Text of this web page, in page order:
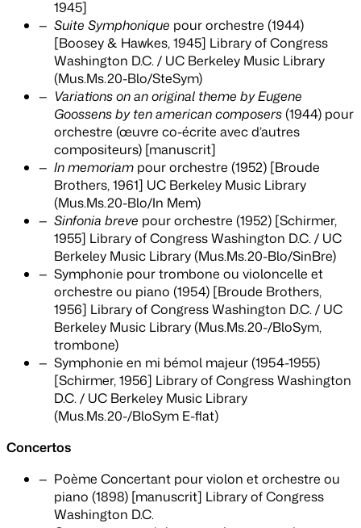
1945]
Suite Symphonique pour orchestre (1944)
[Boosey & Hawkes, 1945] Library of Congress
Washington D.C. / UC Berkeley Music Library
(Mus.Ms.20-Blo/SteSym)
Variations on an original theme by Eugene
Goossens by ten american composers(1944) pour
orchestre (œuvre co-écrite avec d’autres
compositeurs) [manuscrit]
In memoriam pour orchestre (1952) [Broude
Brothers, 1961] UC Berkeley Music Library
(Mus.Ms.20-Blo/In Mem)
Sinfonia breve pour orchestre (1952) [Schirmer,
1955] Library of Congress Washington D.C. / UC
Berkeley Music Library (Mus.Ms.20-Blo/SinBre)
Symphonie pour trombone ou violoncelle et
orchestre ou piano (1954) [Broude Brothers,
1956] Library of Congress Washington D.C. / UC
Berkeley Music Library (Mus.Ms.20-/BloSym,
trombone)
Symphonie en mi bémol majeur (1954-1955)
[Schirmer, 1956] Library of Congress Washington
D.C. / UC Berkeley Music Library
(Mus.Ms.20-/BloSym E-flat)
Concertos
Poème Concertant pour violon et orchestre ou
piano (1898) [manuscrit] Library of Congress
Washington D.C.